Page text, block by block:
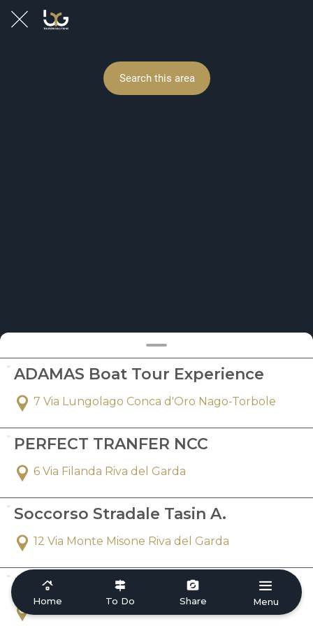
ADAMAS Boat Tour Experience
7 Via Lungolago Conca d'Oro Nago-Torbole
PERFECT TRANFER NCC
6 Via Filanda Riva del Garda
Soccorso Stradale Tasin A.
12 Via Monte Misone Riva del Garda
MA Transfer
Search this area
Home To Do Share Menu